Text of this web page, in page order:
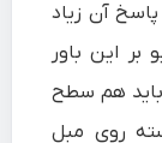
آن زیاد
این باور
هم سطح
روی مبل